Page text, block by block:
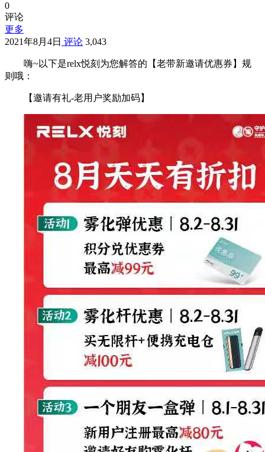
0
评论
更多
2021年8月4日 评论 3,043
嗨~以下是relx悦刻为您解答的【老带新邀请优惠券】规
则哦：
【邀请有礼-老用户奖励加码】